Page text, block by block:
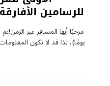
للرسامين
يومًا)، لذا قد لا تكون